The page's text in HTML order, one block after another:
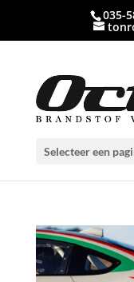
035-
Selecteer een